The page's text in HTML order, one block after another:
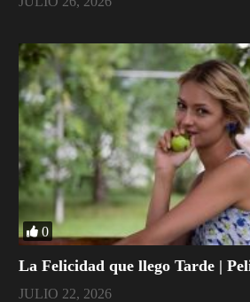
0
La Felicidad que llego Tarde |
JULIO 22, 2026